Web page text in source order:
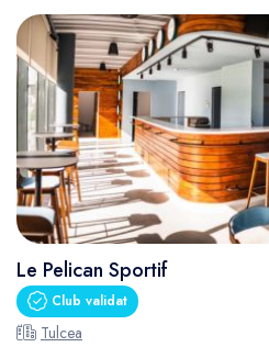
Le Pelican Sportif
Club validat
Tulcea